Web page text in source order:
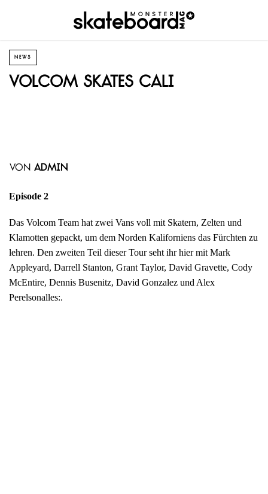
NEWS
Volcom skates Cali
von admin
Episode 2
Das Volcom Team hat zwei Vans voll mit Skatern, Zelten und
Klamotten gepackt, um dem Norden Kaliforniens das Fürchten zu
lehren. Den zweiten Teil dieser Tour seht ihr hier mit Mark
Appleyard, Darrell Stanton, Grant Taylor, David Gravette, Cody
McEntire, Dennis Busenitz, David Gonzalez und Alex
Perelsonalles:.